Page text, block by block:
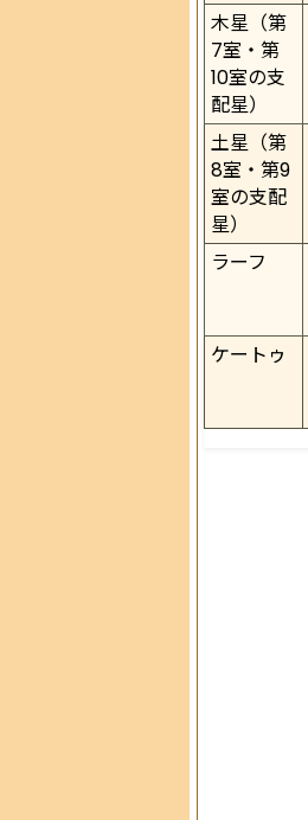
木星（第
7室・第
10室の支
配星）
土星（第
8室・第9
室の支配
星）
ラーフ
ケートゥ